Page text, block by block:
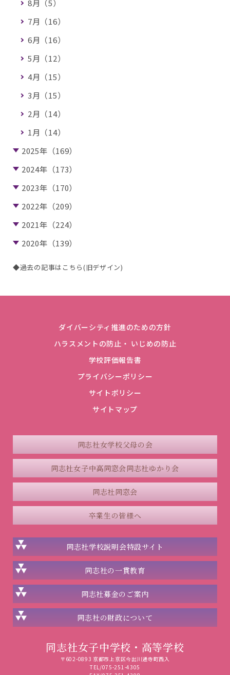
8月（5）
7月（16）
6月（16）
5月（12）
4月（15）
3月（15）
2月（14）
1月（14）
2025年（169）
2024年（173）
2023年（170）
2022年（209）
2021年（224）
2020年（139）
◆過去の記事はこちら(旧デザイン)
ダイバーシティ推進のための方針
ハラスメントの防止・ いじめの防止
学校評価報告書
プライバシーポリシー
サイトポリシー
サイトマップ
同志社女学校父母の会
同志社女子中高同窓会同志社ゆかり会
同志社同窓会
卒業生の皆様へ
同志社学校説明会特設サイト
同志社の一貫教育
同志社募金のご案内
同志社の財政について
同志社女子中学校・高等学校
〒602-0893 京都市上京区今出川通寺町西入
TEL/075-251-4305